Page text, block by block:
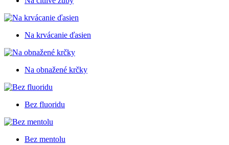
Na krvácanie ďasien
Na obnažené krčky
Bez fluoridu
Bez mentolu